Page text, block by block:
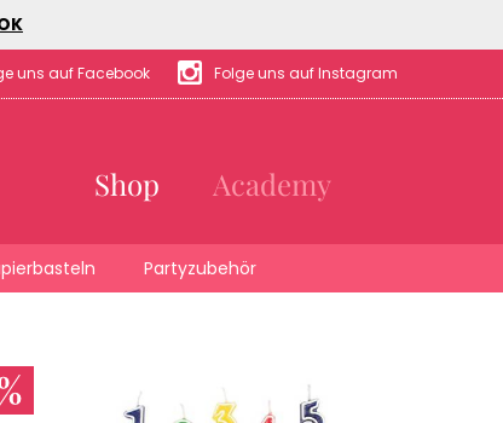
uns auf Facebook Folge uns auf Instagram
Shop Academy
Partyzubehör